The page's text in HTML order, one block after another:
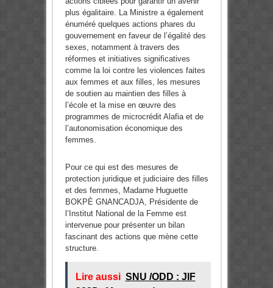
plus égalitaire. La Ministre a également
énuméré quelques actions phares du
gouvernement en faveur de l’égalité des
sexes, notamment à travers des
réformes et initiatives significatives
comme la loi contre les violences faites
aux femmes et aux filles, les mesures
de soutien au maintien des filles à
l’école et la mise en œuvre des
programmes de microcrédit Alafia et de
l’autonomisation économique des
femmes.
Pour ce qui est des mesures de
protection juridique et judiciaire des filles
et des femmes, Madame Huguette
BOKPÈ GNANCADJA, Présidente de
l’Institut National de la Femme est
intervenue pour présenter un bilan
fascinant des actions que mène cette
structure.
Lire aussi SNU /ODD : JIF